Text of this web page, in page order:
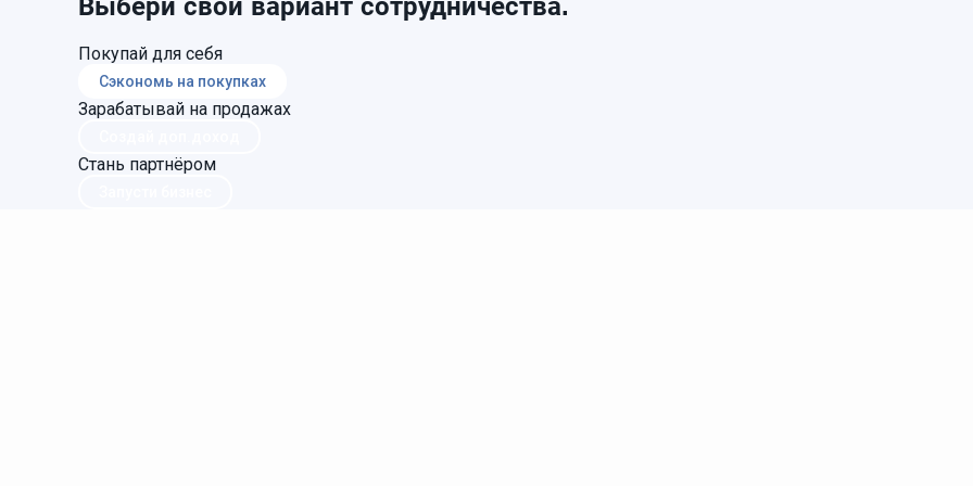
Выбери свой вариант сотрудничества.
Покупай для себя
Сэкономь на покупках
Зарабатывай на продажах
Стань партнёром